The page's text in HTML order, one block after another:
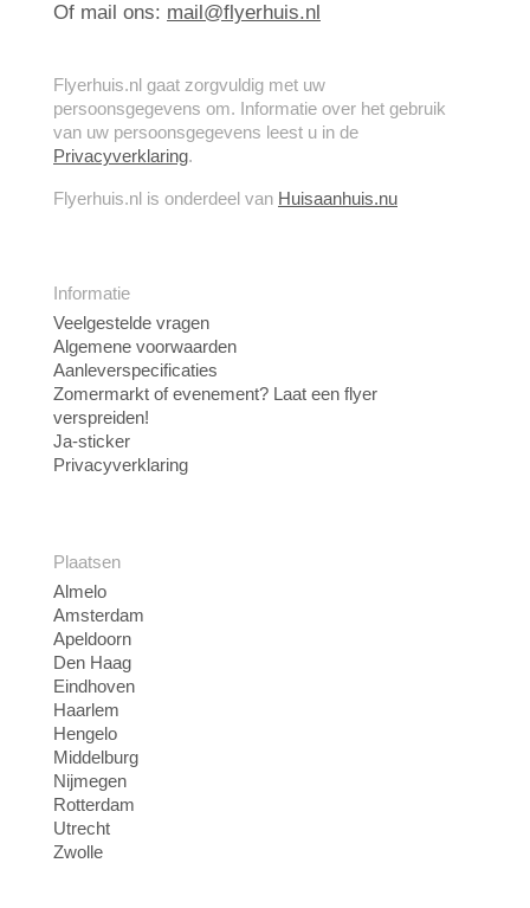
Of mail ons: mail@flyerhuis.nl
Flyerhuis.nl gaat zorgvuldig met uw
persoonsgegevens om. Informatie over het gebruik
van uw persoonsgegevens leest u in de
Privacyverklaring.
Flyerhuis.nl is onderdeel van Huisaanhuis.nu
Informatie
Veelgestelde vragen
Algemene voorwaarden
Aanleverspecificaties
Zomermarkt of evenement? Laat een flyer
verspreiden!
Ja-sticker
Privacyverklaring
Plaatsen
Almelo
Amsterdam
Apeldoorn
Den Haag
Eindhoven
Haarlem
Hengelo
Middelburg
Nijmegen
Rotterdam
Utrecht
Zwolle